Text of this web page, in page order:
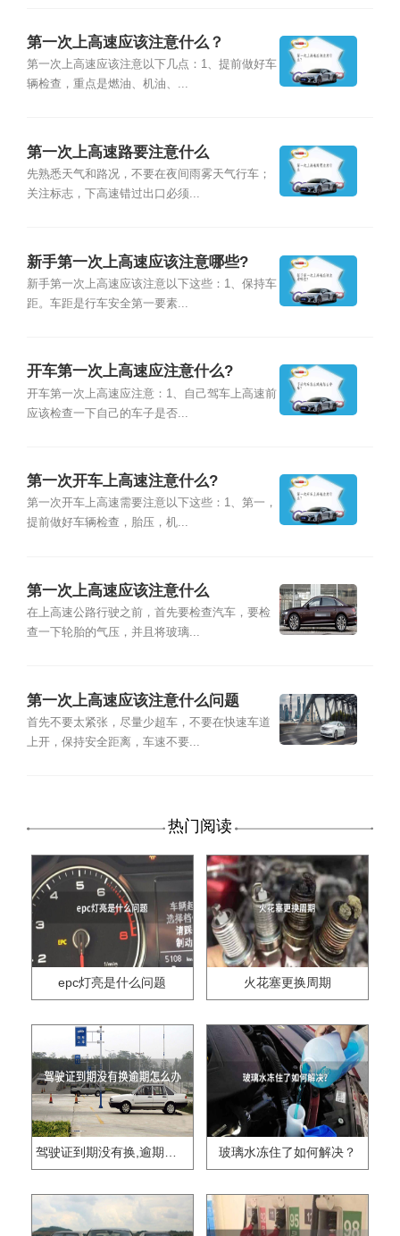
第一次上高速应该注意什么？
第一次上高速应该注意以下几点：1、提前做好车
辆检查，重点是燃油、机油、...
第一次上高速路要注意什么
先熟悉天气和路况，不要在夜间雨雾天气行车；
关注标志，下高速错过出口必须...
新手第一次上高速应该注意哪些?
新手第一次上高速应该注意以下这些：1、保持车
距。车距是行车安全第一要素...
开车第一次上高速应注意什么?
开车第一次上高速应注意：1、自己驾车上高速前
应该检查一下自己的车子是否...
第一次开车上高速注意什么?
第一次开车上高速需要注意以下这些：1、第一，
提前做好车辆检查，胎压，机...
第一次上高速应该注意什么
在上高速公路行驶之前，首先要检查汽车，要检
查一下轮胎的气压，并且将玻璃...
第一次上高速应该注意什么问题
首先不要太紧张，尽量少超车，不要在快速车道
上开，保持安全距离，车速不要...
热门阅读
epc灯亮是什么问题 火花塞更换周期
驾驶证到期没有换,逾期怎么办?? 玻璃水冻住了如何解决？